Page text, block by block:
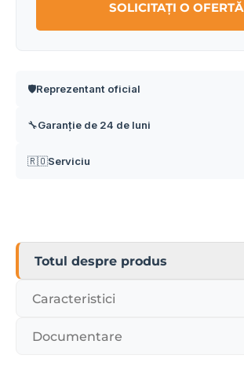
SOLICITAȚI O OFERTĂ
🛡️Reprezentant oficial
🔧Garanție de 24 de luni
🇷🇴Serviciu
Totul despre produs
Caracteristici
Documentare